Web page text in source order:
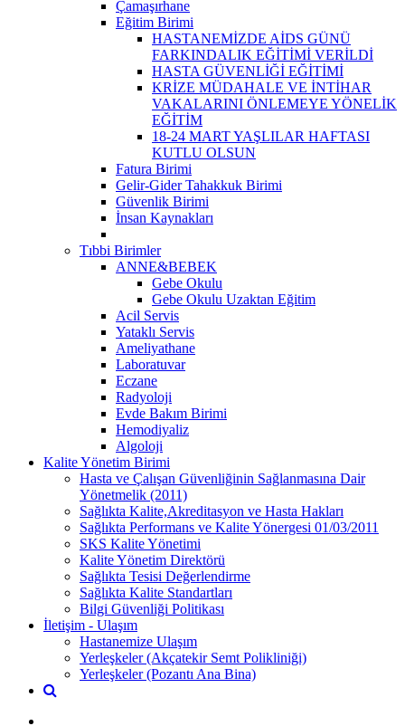
Çamaşırhane
Eğitim Birimi
HASTANEMİZDE AİDS GÜNÜ
FARKINDALIK EĞİTİMİ VERİLDİ
HASTA GÜVENLİĞİ EĞİTİMİ
KRİZE MÜDAHALE VE İNTİHAR
VAKALARINI ÖNLEMEYE YÖNELİK
EĞİTİM
18-24 MART YAŞLILAR HAFTASI
KUTLU OLSUN
Fatura Birimi
Gelir-Gider Tahakkuk Birimi
Güvenlik Birimi
İnsan Kaynakları
Tıbbi Birimler
ANNE&BEBEK
Gebe Okulu
Gebe Okulu Uzaktan Eğitim
Acil Servis
Yataklı Servis
Ameliyathane
Laboratuvar
Eczane
Radyoloji
Evde Bakım Birimi
Hemodiyaliz
Algoloji
Kalite Yönetim Birimi
Hasta ve Çalışan Güvenliğinin Sağlanmasına Dair
Yönetmelik (2011)
Sağlıkta Kalite,Akreditasyon ve Hasta Hakları
Sağlıkta Performans ve Kalite Yönergesi 01/03/2011
SKS Kalite Yönetimi
Kalite Yönetim Direktörü
Sağlıkta Tesisi Değerlendirme
Sağlıkta Kalite Standartları
Bilgi Güvenliği Politikası
İletişim - Ulaşım
Hastanemize Ulaşım
Yerleşkeler (Akçatekir Semt Polikliniği)
Yerleşkeler (Pozantı Ana Bina)